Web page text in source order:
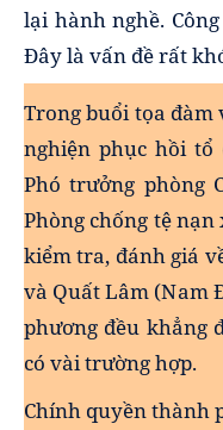
lại hành nghề.
Đây là vấn đề rất
Trong buổi tọa đàm
nghiện phục hồi tổ
Phó trưởng phòng
Phòng chống tệ
kiểm tra, đánh giá
và Quất Lâm (Nam
phương đều khẳng
có vài trường hợp.
Chính quyền thành